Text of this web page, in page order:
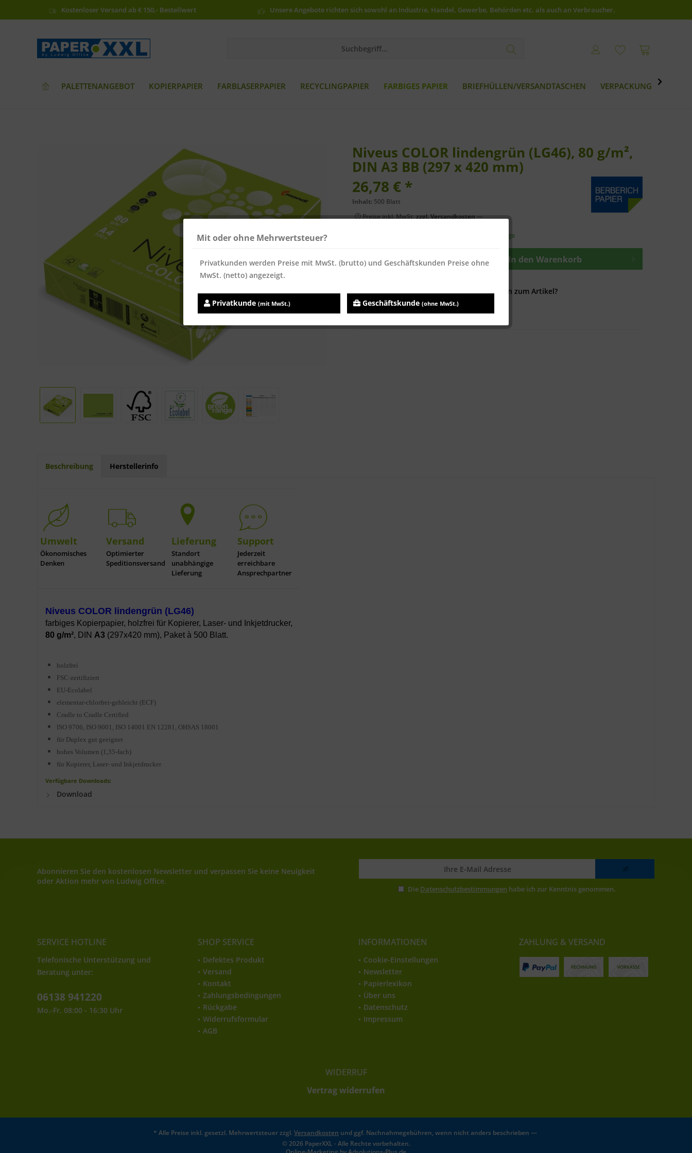
Kostenloser Versand ab € 150,- Bestellwert Unsere Angebote richten sich sowohl an Industrie, Handel, Gewerbe, Behörden etc. als auch an Verbraucher.
PALETTENANGEBOT KOPIERPAPIER FARBLASERPAPIER RECYCLINGPAPIER FARBIGES PAPIER BRIEFHÜLLEN/VERSANDTASCHEN VERPACKUNG 
Niveus COLOR lindengrün (LG46), 80 g/m²,
DIN A3 BB (297 x 420 mm)
26,78 € *
Inhalt: 500 Blatt
Preise inkl. MwSt.zzgl. Versandkosten —
Sofort versandfertig, Lieferzeit ca. 1-3 Werktage
In den Warenkorb
Vergleichen Merken Fragen zum Artikel?
Artikel-Nr.: 3748029552
Beschreibung Herstellerinfo
Umwelt
Ökonomisches
Denken
Versand
Optimierter
Speditionsversand
Lieferung
Standort
unabhängige
Lieferung
Support
Jederzeit
erreichbare
Ansprechpartner
Niveus COLOR lindengrün (LG46)
farbiges Kopierpapier, holzfrei für Kopierer, Laser- und Inkjetdrucker,
80 g/m², DIN A3 (297x420 mm), Paket à 500 Blatt.
holzfrei
FSC-zertifiziert
EU-Ecolabel
elementar-chlorfrei-gebleicht (ECF)
Cradle to Cradle Certified
ISO 9706, ISO 9001, ISO 14001 EN 12281, OHSAS 18001
für Duplex gut geeignet
hohes Volumen (1,35-fach)
für Kopierer, Laser- und Inkjetdrucker
Verfügbare Downloads:
Download
Abonnieren Sie den kostenlosen Newsletter und verpassen Sie keine Neuigkeit
oder Aktion mehr von Ludwig Office.
Die Datenschutzbestimmungen habe ich zur Kenntnis genommen.
SERVICE HOTLINE
Telefonische Unterstützung und
Beratung unter:
06138 941220
Mo.-Fr. 08:00 - 16:30 Uhr
SHOP SERVICE
Defektes Produkt
Versand
Kontakt
Zahlungsbedingungen
Rückgabe
Widerrufsformular
AGB
INFORMATIONEN
Cookie-Einstellungen
Newsletter
Papierlexikon
Über uns
Datenschutz
Impressum
ZAHLUNG & VERSAND
WIDERRUF
Vertrag widerrufen
* Alle Preise inkl. gesetzl. Mehrwertsteuer zzgl.Versandkosten und ggf. Nachnahmegebühren, wenn nicht anders beschrieben —
© 2026 PaperXXL - Alle Rechte vorbehalten.
Mit oder ohne Mehrwertsteuer?
Privatkunden werden Preise mit MwSt. (brutto) und Geschäftskunden Preise ohne
MwSt. (netto) angezeigt.
Privatkunde (mit MwSt.) Geschäftskunde (ohne MwSt.)